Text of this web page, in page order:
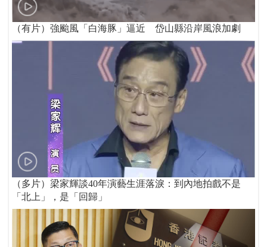
（有片）強颱風「白海豚」逼近 岱山縣沿岸風浪加劇
（多片）梁家輝談40年演藝生涯落淚：到內地拍戲不是
「北上」，是「回歸」